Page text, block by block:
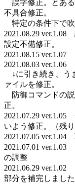
誤字修正。とある
不具合修正。
特定の条件下で吹
2021.08.29
設定不備修正。
2021.08.15
2021.08.03 ver.1.06
↓に引き続き、う
ァイルを修正。
防御コマンドの
正。
2021.07.29
いよう修正。（残
2021.07.05
2021.07.01
の調整
2021.06.29
部分を補完しました